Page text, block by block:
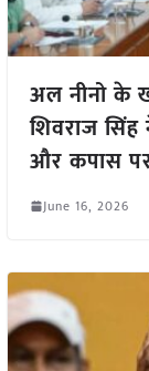
अल नीनो के
शिवराज सिंह
और कपास
June 16, 2026